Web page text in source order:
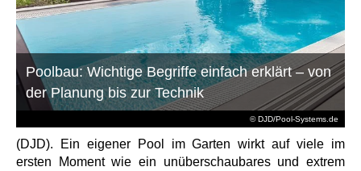
© DJD/Pool-Systems.de
Poolbau: Wichtige Begriffe einfach erklärt – von
der Planung bis zur Technik
(DJD). Ein eigener Pool im Garten wirkt auf viele im
ersten Moment wie ein unüberschaubares und extrem